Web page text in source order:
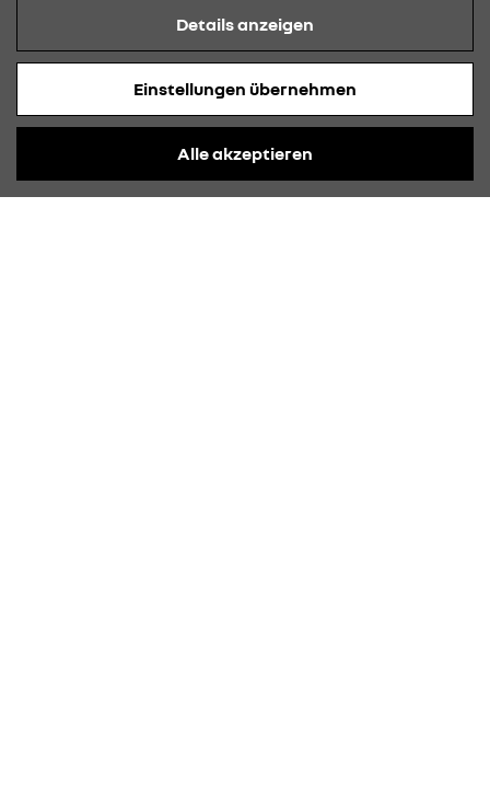
Probefahrt
Angebots-Anfrage
Details anzeigen
Einstellungen übernehmen
Alle akzeptieren